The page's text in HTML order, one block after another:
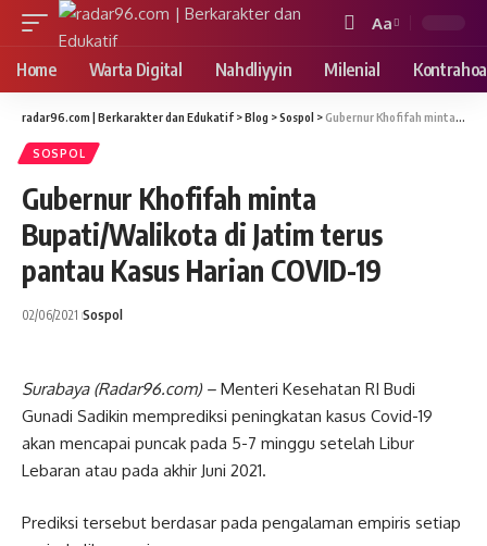
Font
Resizer
Aa
Home Warta Digital Nahdliyyin Milenial
radar96.com | Berkarakter dan Edukatif >Blog >Sospol >Gubernur Khofifah minta Bupati/Walikota di Jatim terus pantau Kasus Harian COVID-19
SOSPOL
Gubernur Khofifah minta
Bupati/Walikota di Jatim terus
pantau Kasus Harian COVID-19
02/06/2021 Sospol
Surabaya (Radar96.com) – Menteri Kesehatan RI Budi
Gunadi Sadikin memprediksi peningkatan kasus Covid-19
akan mencapai puncak pada 5-7 minggu setelah Libur
Lebaran atau pada akhir Juni 2021.
Prediksi tersebut berdasar pada pengalaman empiris setiap